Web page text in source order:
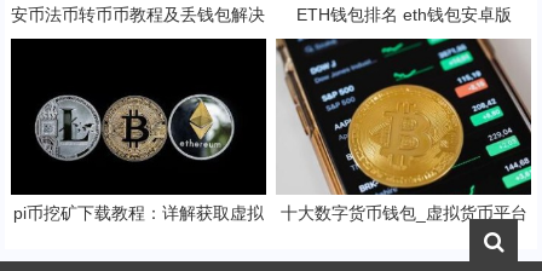
安币法币转币币教程及丢钱包解决 ETH钱包排名 eth钱包安卓版
pi币挖矿下载教程：详解获取虚拟
十大数字货币钱包_虚拟货币平台
app有哪些_新加坡买币用什么软
件